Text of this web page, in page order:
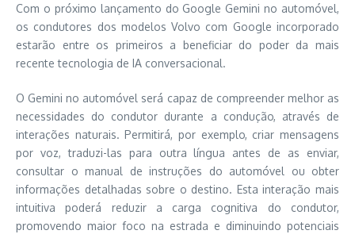
Com o próximo lançamento do Google Gemini no automóvel,
os condutores dos modelos Volvo com Google incorporado
estarão entre os primeiros a beneficiar do poder da mais
recente tecnologia de IA conversacional.
O Gemini no automóvel será capaz de compreender melhor as
necessidades do condutor durante a condução, através de
interações naturais. Permitirá, por exemplo, criar mensagens
por voz, traduzi-las para outra língua antes de as enviar,
consultar o manual de instruções do automóvel ou obter
informações detalhadas sobre o destino. Esta interação mais
intuitiva poderá reduzir a carga cognitiva do condutor,
promovendo maior foco na estrada e diminuindo potenciais